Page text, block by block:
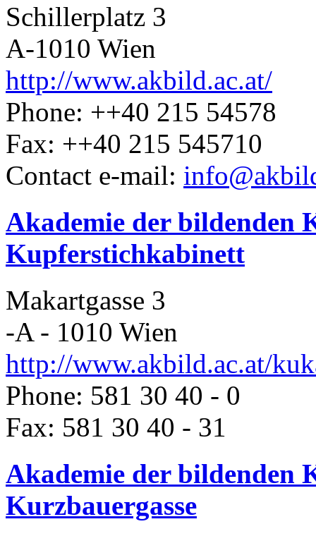
Schillerplatz 3
A-1010 Wien
http://www.akbild.ac.at/
Phone: ++40 215 54578
Fax: ++40 215 545710
Contact e-mail:
Akademie der bildenden
Kupferstichkabinett
Makartgasse 3
-A - 1010 Wien
http://www.akbild.ac.at/
Phone: 581 30 40 - 0
Fax: 581 30 40 - 31
Akademie der bildenden
Kurzbauergasse